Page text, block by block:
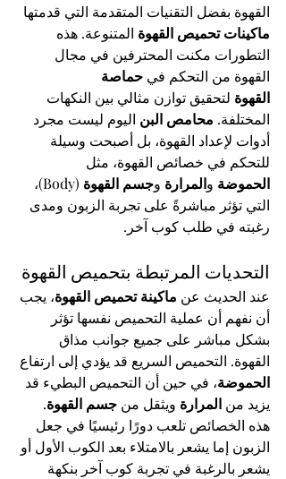
القهوة بفضل التقنيات المتقدمة التي قدمتها
ماكينات تحميص القهوة المتنوعة. هذه
التطورات مكنت المحترفين في مجال
القهوة من التحكم في حماصة
القهوة لتحقيق توازن مثالي بين النكهات
المختلفة. محامص البن اليوم ليست مجرد
أدوات لإعداد القهوة، بل أصبحت وسيلة
للتحكم في خصائص القهوة، مثل
الحموضة والمرارة وجسم القهوة
(Body)،
التي تؤثر مباشرةً على تجربة الزبون ومدى
رغبته في طلب كوب آخر.
التحديات المرتبطة بتحميص القهوة
عند الحديث عن ماكينة تحميص القهوة، يجب
أن نفهم أن عملية التحميص نفسها تؤثر
بشكل مباشر على جميع جوانب مذاق
القهوة. التحميص السريع قد يؤدي إلى ارتفاع
الحموضة، في حين أن التحميص البطيء قد
يزيد من المرارة ويثقل من جسم القهوة.
هذه الخصائص تلعب دورًا رئيسيًا في جعل
الزبون إما يشعر بالامتلاء بعد الكوب الأول أو
يشعر بالرغبة في تجربة كوب آخر بنكهة